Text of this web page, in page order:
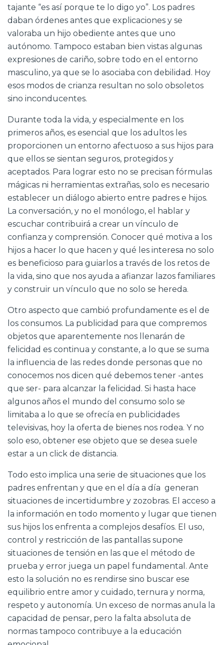
tajante “es así porque te lo digo yo”. Los padres
daban órdenes antes que explicaciones y se
valoraba un hijo obediente antes que uno
autónomo. Tampoco estaban bien vistas algunas
expresiones de cariño, sobre todo en el entorno
masculino, ya que se lo asociaba con debilidad. Hoy
esos modos de crianza resultan no solo obsoletos
sino inconducentes.
Durante toda la vida, y especialmente en los
primeros años, es esencial que los adultos les
proporcionen un entorno afectuoso a sus hijos para
que ellos se sientan seguros, protegidos y
aceptados. Para lograr esto no se precisan fórmulas
mágicas ni herramientas extrañas, solo es necesario
establecer un diálogo abierto entre padres e hijos.
La conversación, y no el monólogo, el hablar y
escuchar contribuirá a crear un vínculo de
confianza y comprensión. Conocer qué motiva a los
hijos a hacer lo que hacen y qué les interesa no solo
es beneficioso para guiarlos a través de los retos de
la vida, sino que nos ayuda a afianzar lazos familiares
y construir un vínculo que no solo se hereda.
Otro aspecto que cambió profundamente es el de
los consumos. La publicidad para que compremos
objetos que aparentemente nos llenarán de
felicidad es continua y constante, a lo que se suma
la influencia de las redes donde personas que no
conocemos nos dicen qué debemos tener -antes
que ser- para alcanzar la felicidad. Si hasta hace
algunos años el mundo del consumo solo se
limitaba a lo que se ofrecía en publicidades
televisivas, hoy la oferta de bienes nos rodea. Y no
solo eso, obtener ese objeto que se desea suele
estar a un click de distancia.
Todo esto implica una serie de situaciones que los
padres enfrentan y que en el día a día generan
situaciones de incertidumbre y zozobras. El acceso a
la información en todo momento y lugar que tienen
sus hijos los enfrenta a complejos desafíos. El uso,
control y restricción de las pantallas supone
situaciones de tensión en las que el método de
prueba y error juega un papel fundamental. Ante
esto la solución no es rendirse sino buscar ese
equilibrio entre amor y cuidado, ternura y norma,
respeto y autonomía. Un exceso de normas anula la
capacidad de pensar, pero la falta absoluta de
normas tampoco contribuye a la educación